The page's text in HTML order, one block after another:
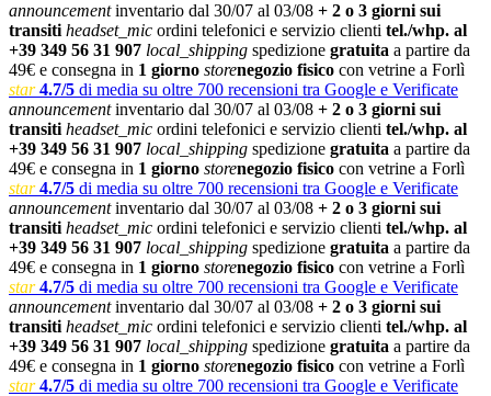
announcementinventario dal 30/07 al 03/08 + 2 o 3 giorni sui
transiti headset_mic ordini telefonici e servizio clienti tel./whp. al
+39 349 56 31 907 local_shipping spedizione gratuita a partire da
49€ e consegna in 1 giorno storenegozio fisico con vetrine a Forlì
star 4.7/5 di media su oltre 700 recensioni tra Google e Verificate
announcementinventario dal 30/07 al 03/08 + 2 o 3 giorni sui
transiti headset_mic ordini telefonici e servizio clienti tel./whp. al
+39 349 56 31 907 local_shipping spedizione gratuita a partire da
49€ e consegna in 1 giorno storenegozio fisico con vetrine a Forlì
star 4.7/5 di media su oltre 700 recensioni tra Google e Verificate
announcementinventario dal 30/07 al 03/08 + 2 o 3 giorni sui
transiti headset_mic ordini telefonici e servizio clienti tel./whp. al
+39 349 56 31 907 local_shipping spedizione gratuita a partire da
49€ e consegna in 1 giorno storenegozio fisico con vetrine a Forlì
star 4.7/5 di media su oltre 700 recensioni tra Google e Verificate
announcementinventario dal 30/07 al 03/08 + 2 o 3 giorni sui
transiti headset_mic ordini telefonici e servizio clienti tel./whp. al
+39 349 56 31 907 local_shipping spedizione gratuita a partire da
49€ e consegna in 1 giorno storenegozio fisico con vetrine a Forlì
star 4.7/5 di media su oltre 700 recensioni tra Google e Verificate